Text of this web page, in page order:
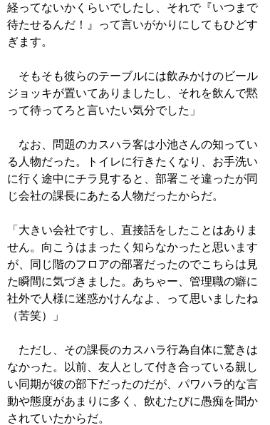
経ってないかくらいでしたし、それで『いつまで
待たせるんだ！』って言いがかりにしてもひどす
ぎます。
そもそも彼らのテーブルには飲みかけのビール
ジョッキが置いてありましたし、それを飲んで黙
って待ってろと言いたい気分でした」
なお、問題のカスハラ客は小池さんの知ってい
る人物だった。トイレに行きたくなり、お手洗い
に行く途中にチラ見すると、部署こそ違ったが同
じ会社の課長にあたる人物だったからだ。
「大きい会社ですし、直接話をしたことはありま
せん。向こうはまったく知らなかったと思います
が、同じ階のフロアの部署だったのでこちらは見
た瞬間に気づきました。あちゃー、管理職の癖に
社外で人様に迷惑かけんなよ、って思いましたね
（苦笑）」
ただし、その課長のカスハラ行為自体に驚きは
なかった。以前、友人として付き合っている親し
い同期が彼の部下だったのだが、パワハラ的な言
動や態度があまりに多く、飲むたびに愚痴を聞か
されていたからだ。